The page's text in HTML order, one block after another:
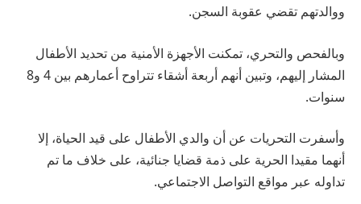
ووالدتهم تقضي عقوبة السجن.
وبالفحص والتحري، تمكنت الأجهزة الأمنية من تحديد الأطفال
المشار إليهم، وتبين أنهم أربعة أشقاء تتراوح أعمارهم بين 4 و8
سنوات.
وأسفرت التحريات عن أن والدي الأطفال على قيد الحياة، إلا
أنهما مقيدا الحرية على ذمة قضايا جنائية، على خلاف ما تم
تداوله عبر مواقع التواصل الاجتماعي.